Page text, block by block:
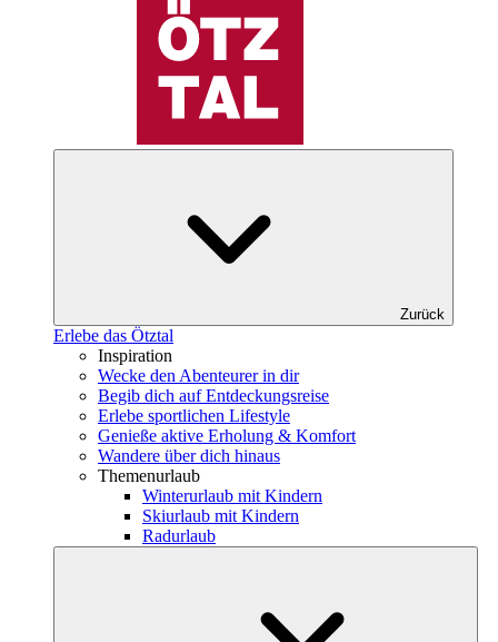
Zurück
Erlebe das Ötztal
Inspiration
Wecke den Abenteurer in dir
Begib dich auf Entdeckungsreise
Erlebe sportlichen Lifestyle
Genieße aktive Erholung & Komfort
Wandere über dich hinaus
Themenurlaub
Winterurlaub mit Kindern
Skiurlaub mit Kindern
Radurlaub